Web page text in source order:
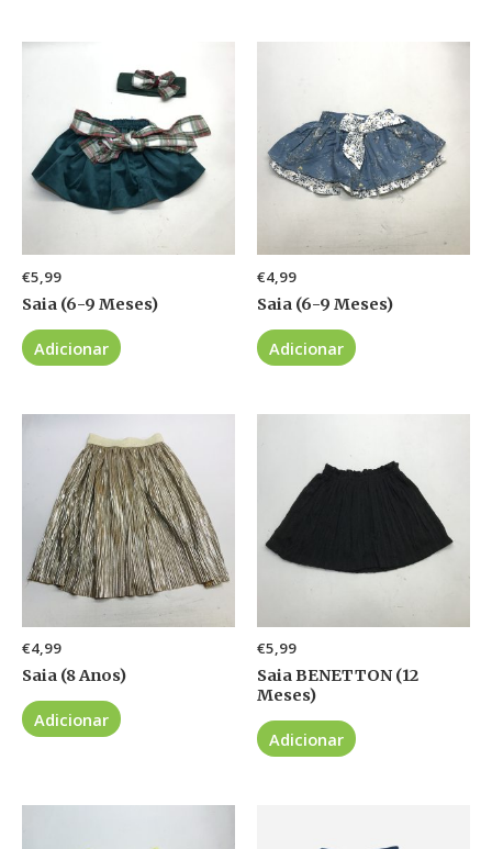
€5,99
Saia (6-9 Meses)
Adicionar
€4,99
Saia (6-9 Meses)
Adicionar
€4,99
Saia (8 Anos)
Adicionar
€5,99
Saia BENETTON (12
Meses)
Adicionar